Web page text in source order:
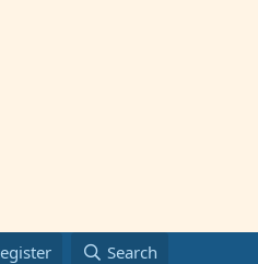
Search